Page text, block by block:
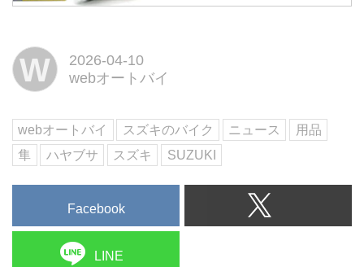
ュアが登場! 塗装済みカラーも3色
W
2026-04-10
webオートバイ
webオートバイ スズキのバイク ニュース
用品
隼
ハヤブサ スズキ SUZUKI
Facebook
LINE